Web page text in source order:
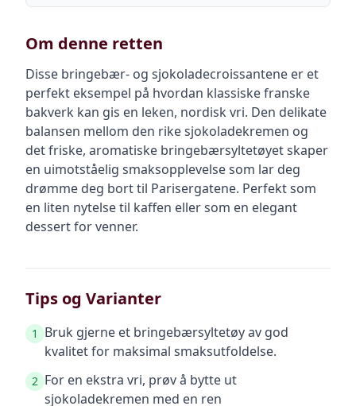
Om denne retten
Disse bringebær- og sjokoladecroissantene er et
perfekt eksempel på hvordan klassiske franske
bakverk kan gis en leken, nordisk vri. Den delikate
balansen mellom den rike sjokoladekremen og
det friske, aromatiske bringebærsyltetøyet skaper
en uimotståelig smaksopplevelse som lar deg
drømme deg bort til Parisergatene. Perfekt som
en liten nytelse til kaffen eller som en elegant
dessert for venner.
Tips og Varianter
1
Bruk gjerne et bringebærsyltetøy av god
kvalitet for maksimal smaksutfoldelse.
2 For en ekstra vri, prøv å bytte ut
sjokoladekremen med en ren